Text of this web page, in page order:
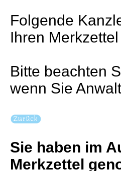
Folgende
Ihren
Bitte beachten
wenn Sie
Sie haben im
Merkzettel